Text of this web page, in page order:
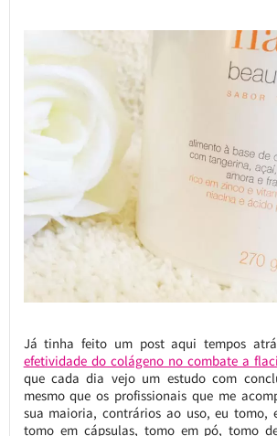
Já tinha feito um post aqui tempos
efetividade do colágeno no combate a
que cada dia vejo um estudo com
mesmo que os profissionais que me
sua maioria, contrários ao uso, eu tomo,
tomo em cápsulas, tomo em pó, tomo